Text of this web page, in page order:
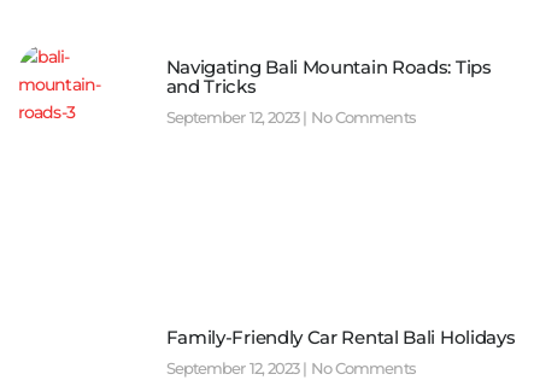
Navigating Bali Mountain Roads: Tips
and Tricks
September 12, 2023 No Comments
Family-Friendly Car Rental Bali Holidays
September 12, 2023 No Comments